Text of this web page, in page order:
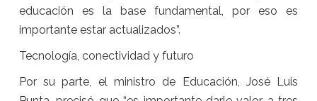
educación es la base fundamental, por eso es
importante estar actualizados”.
Tecnología, conectividad y futuro
Por su parte, el ministro de Educación, José Luis